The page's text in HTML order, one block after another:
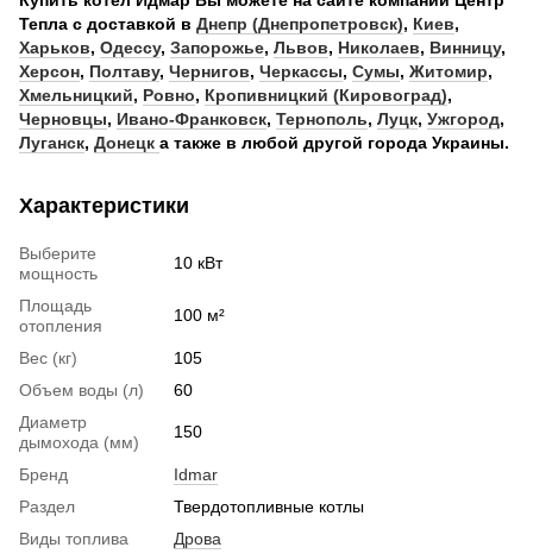
Тепла с доставкой в Днепр (Днепропетровск), Киев,
Харьков, Одессу, Запорожье, Львов, Николаев, Винницу,
Херсон, Полтаву, Чернигов, Черкассы, Сумы, Житомир,
Хмельницкий, Ровно, Кропивницкий (Кировоград),
Черновцы, Ивано-Франковск, Тернополь, Луцк, Ужгород,
Луганск, Донецк а также в любой другой города Украины.
Характеристики
Выберите
мощность
10 кВт
Площадь
отопления
100 м²
Вес (кг)
105
Объем воды (л)
60
Диаметр
дымохода (мм)
150
Бренд
Idmar
Раздел
Твердотопливные котлы
Виды топлива
Дрова